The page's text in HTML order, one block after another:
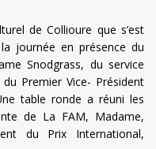
de Collioure que s’est
journée en présence du
Snodgrass, du service
Premier Vice- Président
table ronde a réuni les
de La FAM, Madame,
du Prix International,